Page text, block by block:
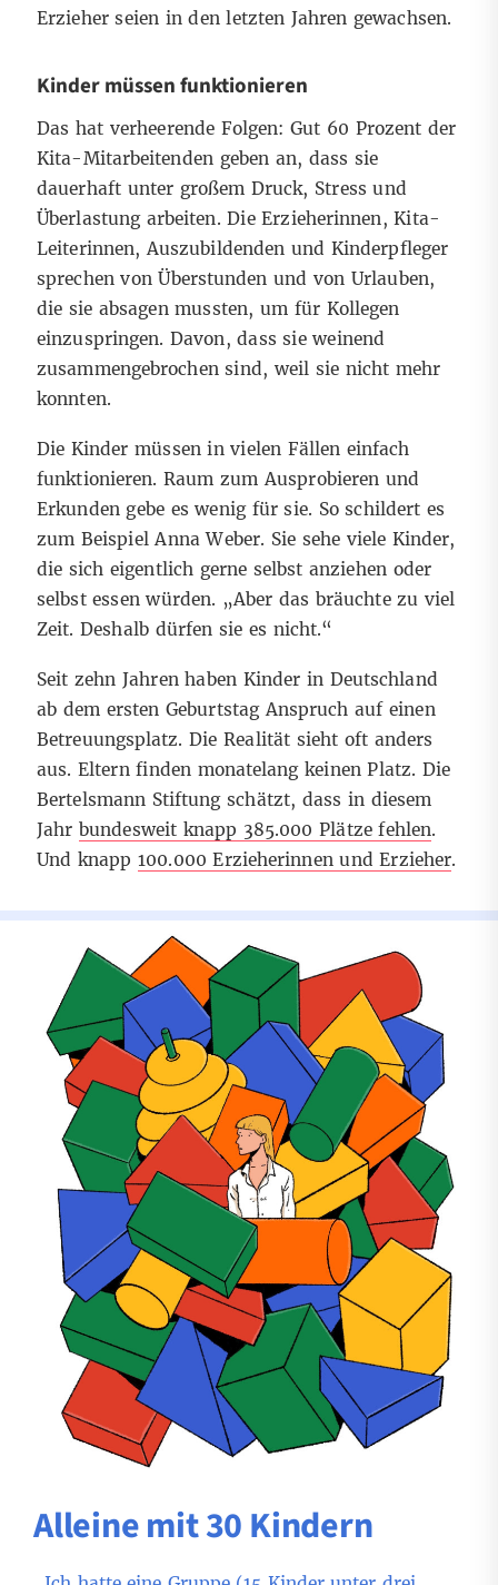
Erzieher seien in den letzten Jahren gewachsen.
Kinder müssen funktionieren
Das hat verheerende Folgen: Gut 60 Prozent der
Kita-Mitarbeitenden geben an, dass sie
dauerhaft unter großem Druck, Stress und
Überlastung arbeiten. Die Erzieherinnen, Kita-
Leiterinnen, Auszubildenden und Kinderpfleger
sprechen von Überstunden und von Urlauben,
die sie absagen mussten, um für Kollegen
einzuspringen. Davon, dass sie weinend
zusammengebrochen sind, weil sie nicht mehr
konnten.
Die Kinder müssen in vielen Fällen einfach
funktionieren. Raum zum Ausprobieren und
Erkunden gebe es wenig für sie. So schildert es
zum Beispiel Anna Weber. Sie sehe viele Kinder,
die sich eigentlich gerne selbst anziehen oder
selbst essen würden. „Aber das bräuchte zu viel
Zeit. Deshalb dürfen sie es nicht.“
Seit zehn Jahren haben Kinder in Deutschland
ab dem ersten Geburtstag Anspruch auf einen
Betreuungsplatz. Die Realität sieht oft anders
aus. Eltern finden monatelang keinen Platz. Die
Bertelsmann Stiftung schätzt, dass in diesem
Jahrbundesweit knapp 385.000 Plätze fehlen.
Und knapp100.000 Erzieherinnen und Erzieher.
Alleine mit 30 Kindern​